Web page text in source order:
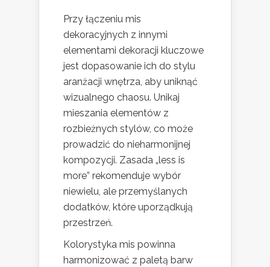
Przy łączeniu mis
dekoracyjnych z innymi
elementami dekoracji kluczowe
jest dopasowanie ich do stylu
aranżacji wnętrza, aby uniknąć
wizualnego chaosu. Unikaj
mieszania elementów z
rozbieżnych stylów, co może
prowadzić do nieharmonijnej
kompozycji. Zasada „less is
more” rekomenduje wybór
niewielu, ale przemyślanych
dodatków, które uporządkują
przestrzeń.
Kolorystyka mis powinna
harmonizować z paletą barw